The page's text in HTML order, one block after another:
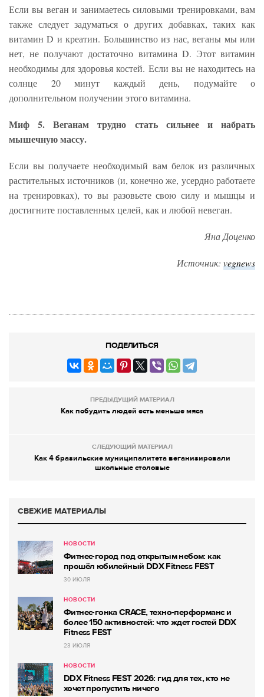
Если вы веган и занимаетесь силовыми тренировками, вам
также следует задуматься о других добавках, таких как
витамин D и креатин. Большинство из нас, веганы мы или
нет, не получают достаточно витамина D. Этот витамин
необходимы для здоровья костей. Если вы не находитесь на
солнце 20 минут каждый день, подумайте о
дополнительном получении этого витамина.
Миф 5. Веганам трудно стать сильнее и набрать
мышечную массу.
Если вы получаете необходимый вам белок из различных
растительных источников (и, конечно же, усердно работаете
на тренировках), то вы разовьете свою силу и мышцы и
достигните поставленных целей, как и любой невеган.
Яна Доценко
Источник: vegnews
ПОДЕЛИТЬСЯ
ПРЕДЫДУЩИЙ МАТЕРИАЛ
Как побудить людей есть меньше мяса
СЛЕДУЮЩИЙ МАТЕРИАЛ
Как 4 бразильские муниципалитета веганизировали
школьные столовые
СВЕЖИЕ МАТЕРИАЛЫ
НОВОСТИ
Фитнес-город под открытым небом: как
прошёл юбилейный DDX Fitness FEST
30 ИЮЛЯ
НОВОСТИ
Фитнес-гонка CRACE, техно-перформанс и
более 150 активностей: что ждет гостей DDX
Fitness FEST
23 ИЮЛЯ
НОВОСТИ
DDX Fitness FEST 2026: гид для тех, кто не
хочет пропустить ничего